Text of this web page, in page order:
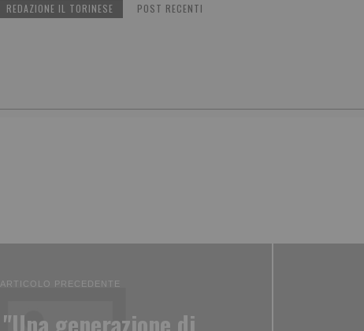
REDAZIONE IL TORINESE POST RECENTI
ARTICOLO PRECEDENTE